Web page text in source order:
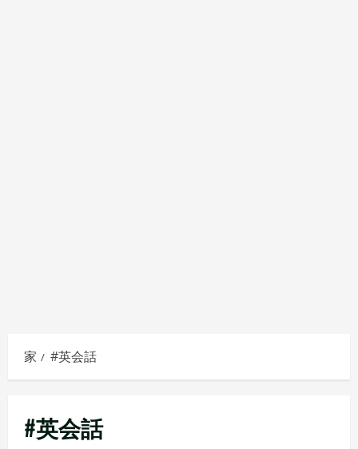
家 #英会話
#英会話